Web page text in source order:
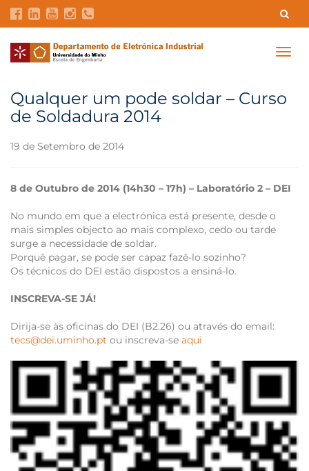
Contatos Intranet GDMI UMinho
Qualquer um pode soldar – Curso
de Soldadura 2014
19 de Setembro de 2014
8 de Outubro de 2014 (14h30 – 17h) – Laboratório 2 – DEI
No mundo em que a electrónica está presente, desde o
mais simples objecto ao mais complexo, cedo ou tarde
surge a necessidade de soldar.
Porquê pagar, se pode ser capaz fazê-lo sozinho?
Os técnicos do DEI estão dispostos a ensiná-lo.
INSCREVA-SE JÁ!
Dirija-se às oficinas do DEI (B2.26) ou através do email:
tecs@dei.uminho.pt ou inscreva-se aqui